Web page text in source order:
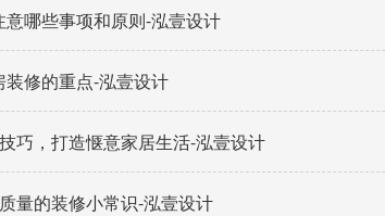
意哪些事项和原则-泓壹设计
修的重点-泓壹设计
巧，打造惬意家居生活-泓壹设计
量的装修小常识-泓壹设计​